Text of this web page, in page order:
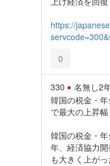
https://
0
330 名無し2
韓国の税金・
で最大の上昇幅
韓国の税金・
年、経済協力
も大きく上がっ